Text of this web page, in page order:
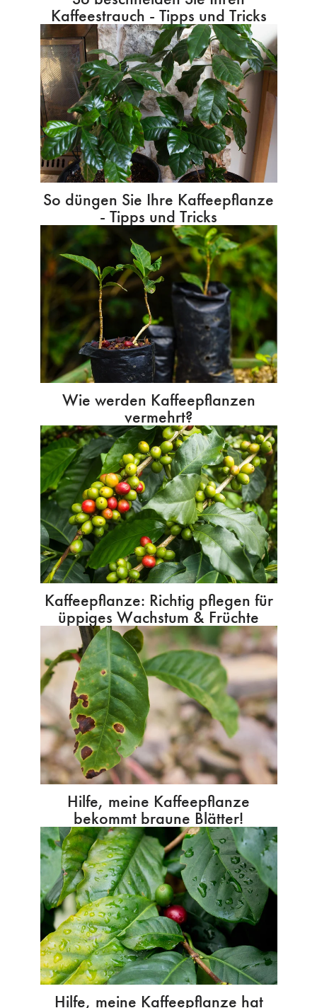
Kaffeestrauch - Tipps und Tricks
So düngen Sie Ihre Kaffeepflanze
- Tipps und Tricks
Wie werden Kaffeepflanzen
vermehrt?
Kaffeepflanze: Richtig pflegen für
üppiges Wachstum & Früchte
Hilfe, meine Kaffeepflanze
bekommt braune Blätter!
Hilfe, meine Kaffeepflanze hat